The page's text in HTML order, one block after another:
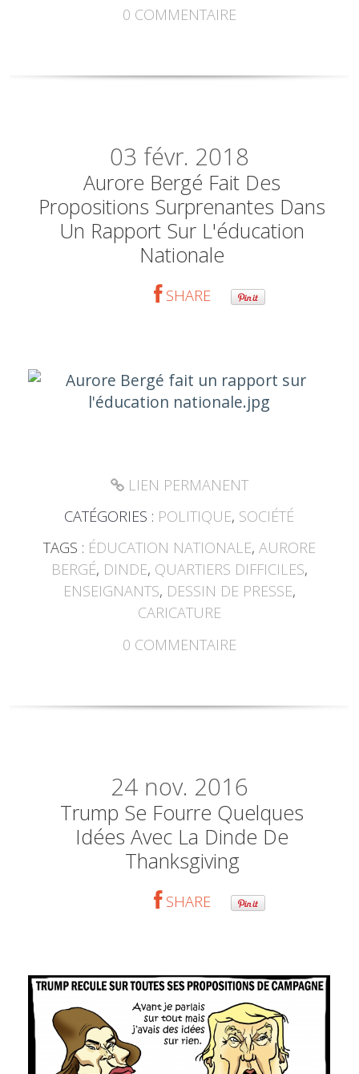
0 COMMENTAIRE
03 févr. 2018
Aurore Bergé Fait Des
Propositions Surprenantes Dans
Un Rapport Sur L'éducation
Nationale
SHARE
LIEN PERMANENT
CATÉGORIES : POLITIQUE, SOCIÉTÉ
TAGS : ÉDUCATION NATIONALE, AURORE
BERGÉ, DINDE, QUARTIERS DIFFICILES,
ENSEIGNANTS, DESSIN DE PRESSE,
CARICATURE
0 COMMENTAIRE
24 nov. 2016
Trump Se Fourre Quelques
Idées Avec La Dinde De
Thanksgiving
SHARE